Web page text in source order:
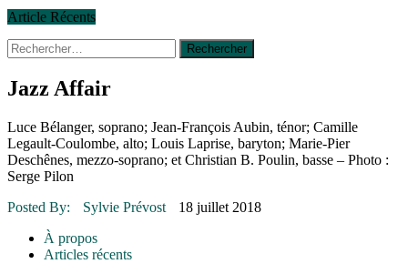
Article Récents
30 juin 2015
Fantaisie et créativité en mode jeunesse
16 juillet 2026
16 juillet 2026
16 juillet 2026 | COMMUNAUTAIRE
14 octobre 2015 | La course de boîtes à savon du club Optimiste
de Prévost
Rechercher :
Jazz Affair
Luce Bélanger, soprano; Jean-François Aubin, ténor; Camille
Legault-Coulombe, alto; Louis Laprise, baryton; Marie-Pier
Deschênes, mezzo-soprano; et Christian B. Poulin, basse – Photo :
Serge Pilon
Posted By:
Sylvie Prévost
18 juillet 2018
À propos
Articles récents